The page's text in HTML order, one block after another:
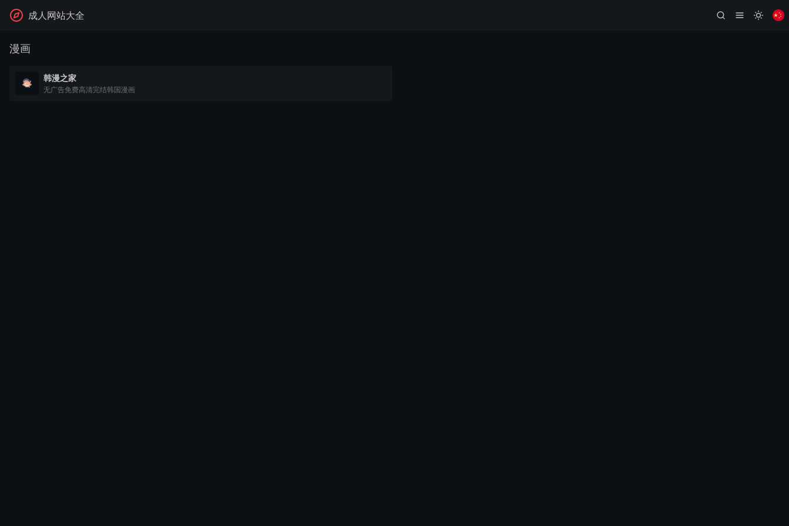
成人网站大全
漫画
韩漫之家
无广告免费高清完结韩国漫画